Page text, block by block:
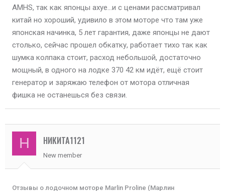
AMHS, так как японцы ахуе...и с ценами рассматривал
китай но хороший, удивило в этом моторе что там уже
японская начинка, 5 лет гарантия, даже японцы не дают
столько, сейчас прошел обкатку, работает тихо так как
шумка колпака стоит, расход небольшой, достаточно
мощный, в одного на лодке 370 42 км идёт, ещё стоит
генератор и заряжаю телефон от мотора отличная
фишка не останешься без связи.
Н НИКИТА1121
New member
Отзывы о лодочном моторе Marlin Proline (Марлин